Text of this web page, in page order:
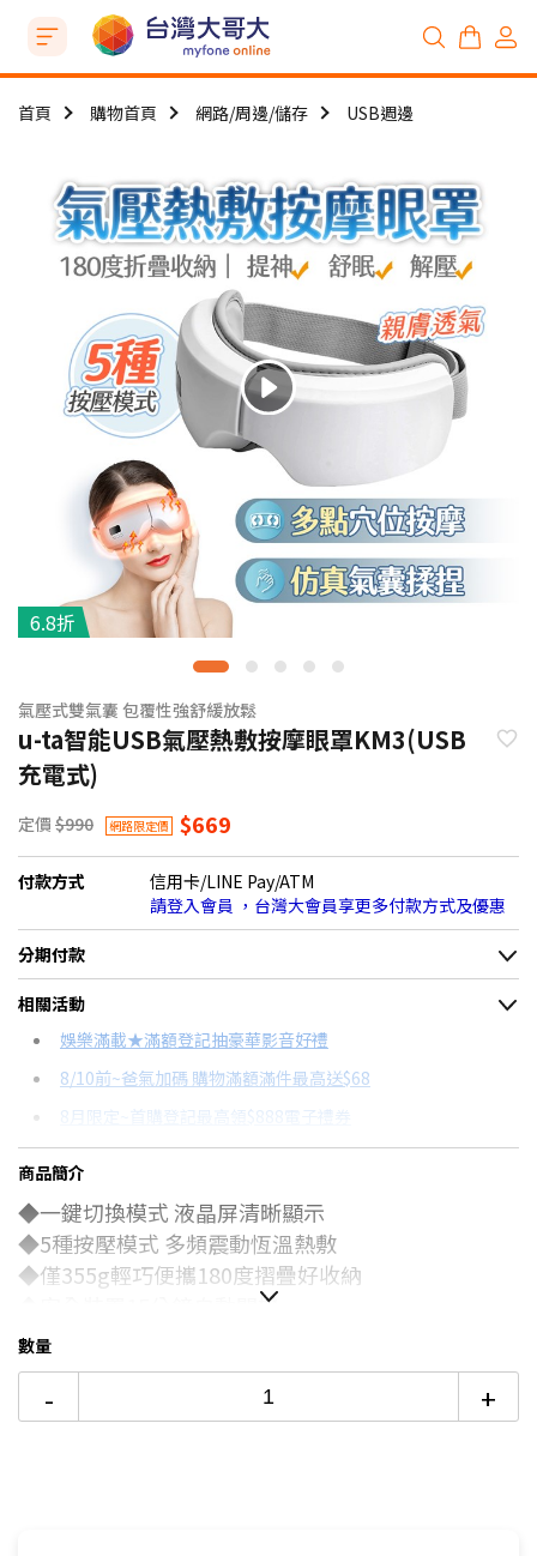
首頁 購物首頁 網路/周邊/儲存 USB週邊
6.8折
氣壓式雙氣囊 包覆性強舒緩放鬆
u-ta智能USB氣壓熱敷按摩眼罩KM3(USB
充電式)
定價 $990 網路限定價 $669
付款方式
信用卡/LINE Pay/ATM
請登入會員 ，台灣大會員享更多付款方式及優惠
分期付款
＊實際可分期數、適用利率，請以購物車顯示為主
信用卡分期
分期數 每期金額 配合銀行/業者
相關活動
娛樂滿載★滿額登記抽豪華影音好禮
8/10前~爸氣加碼 購物滿額滿件最高送$68
8月限定~首購登記最高領$888電子禮券
台灣大哥大Open Possible聯名卡滿額最高回饋25%
電視降到底破盤
tokuyo 煥眼冷熱眼部氣壓按摩器→點我看達人教你買
商品簡介
◆一鍵切換模式 液晶屏清晰顯示
◆5種按壓模式 多頻震動恆溫熱敷
◆僅355g輕巧便攜180度摺疊好收納
◆安全裝置15分鐘自動關機
◆多點穴位按摩 仿真氣囊揉捏
數量
- +